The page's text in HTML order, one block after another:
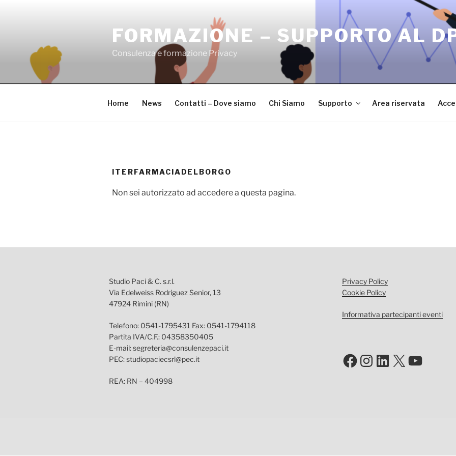
FORMAZIONE – SUPPORTO AL
Consulenza e formazione Privacy
Home News Contatti – Dove siamo Chi Siamo Supporto Area riservata
ITERFARMACIADELBORGO
Non sei autorizzato ad accedere a questa pagina.
Studio Paci & C. s.r.l.
Via Edelweiss Rodriguez Senior, 13
47924 Rimini (RN)
Telefono: 0541-1795431 Fax: 0541-1794118
Partita IVA/C.F.: 04358350405
E-mail: segreteria@consulenzepaci.it
PEC: studiopaciecsrl@pec.it
REA: RN – 404998
Privacy Policy
Cookie Policy
Informativa partecipanti eventi
Facebook
Instagram
LinkedIn
X